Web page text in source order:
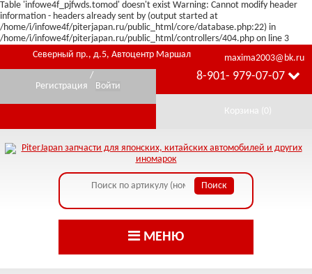
Table 'infowe4f_pjfwds.tomod' doesn't exist Warning: Cannot modify header
information - headers already sent by (output started at
/home/i/infowe4f/piterjapan.ru/public_html/core/database.php:22) in
/home/i/infowe4f/piterjapan.ru/public_html/controllers/404.php on line 3
Северный пр., д.5, Автоцентр Маршал
maxima2003@bk.ru
8-901- 979-07-07
Регистрация
/
Войти
Корзина (0)
МЕНЮ